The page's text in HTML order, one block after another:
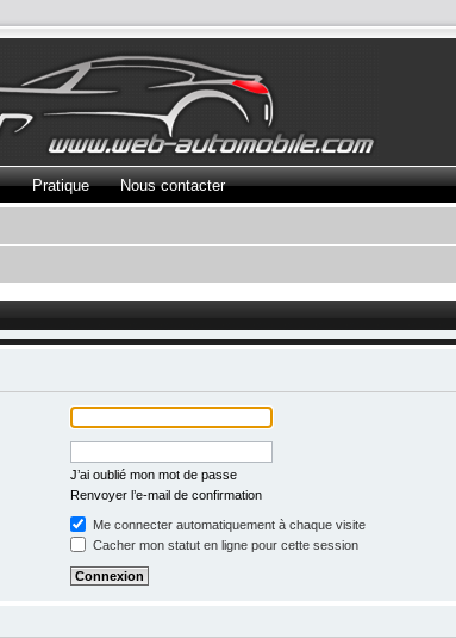
Pratique Nous contacter
J’ai oublié mon mot de passe
Renvoyer l’e-mail de confirmation
Me connecter automatiquement à chaque visite
Cacher mon statut en ligne pour cette session